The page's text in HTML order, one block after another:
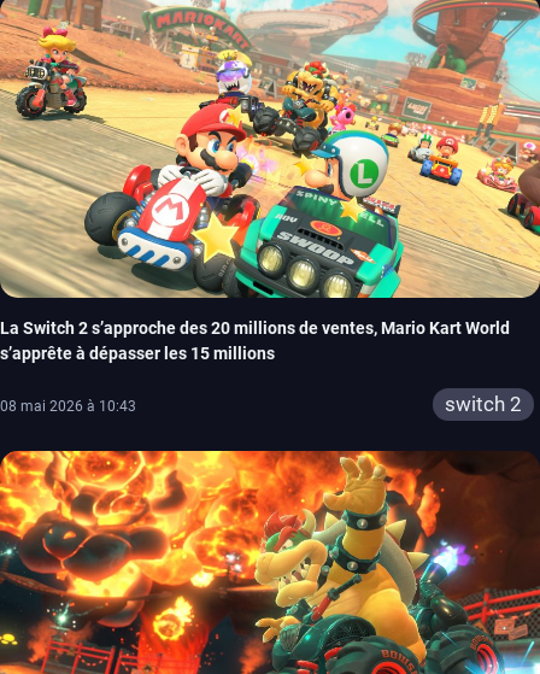
La Switch 2 s’approche des 20 millions de ventes, Mario Kart World
s’apprête à dépasser les 15 millions
08 mai 2026 à 10:43 switch 2